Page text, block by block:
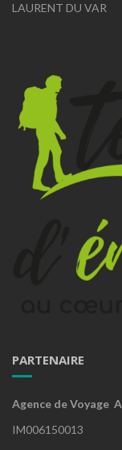
LAURENT DU VAR
PARTENAIRE
Agence de Voyage
IM006150013